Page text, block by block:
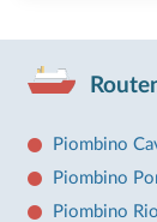
Piombino
Piombino
Piombino